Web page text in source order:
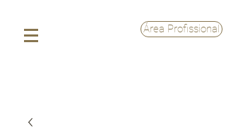
Área Profissional